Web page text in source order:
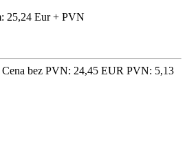
25,24 Eur + PVN
Cena bez PVN: 24,45 EUR PVN: 5,13